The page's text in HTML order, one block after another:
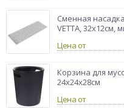
Сменная
VETTA, 32х12см,
Цена от
Корзина для
24х24х28см
Цена от